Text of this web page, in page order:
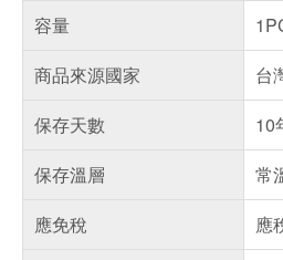
容量
商品來源國家
台
保存天數
10
保存溫層
常
應免稅
應